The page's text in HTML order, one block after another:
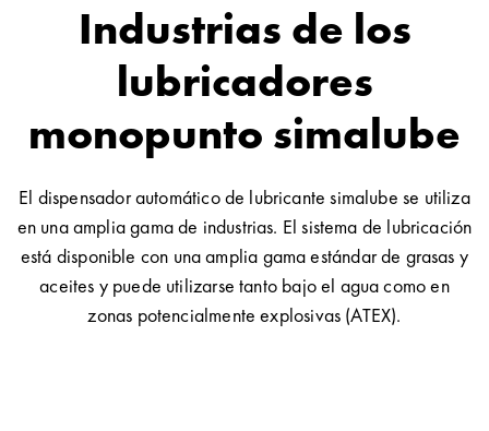
Industrias de los
lubricadores
monopunto simalube
El dispensador automático de lubricante simalube se utiliza
en una amplia gama de industrias. El sistema de lubricación
está disponible con una amplia gama estándar de grasas y
aceites y puede utilizarse tanto bajo el agua como en
zonas potencialmente explosivas (ATEX).